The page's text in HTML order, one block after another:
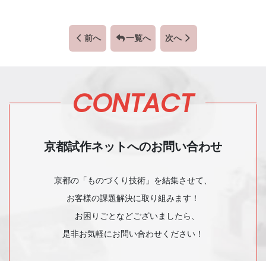
前へ 一覧へ 次へ
CONTACT
京都試作ネットへのお問い合わせ
京都の「ものづくり技術」を結集させて、
お客様の課題解決に取り組みます！
お困りごとなどございましたら、
是非お気軽にお問い合わせください！